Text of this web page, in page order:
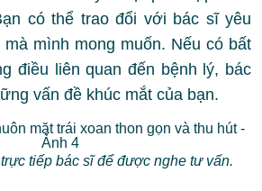
có thể trao đổi với bác sĩ yêu
mình mong muốn. Nếu có bất
điều liên quan đến bệnh lý, bác
vấn đề khúc mắt của bạn.
tiếp bác sĩ để được nghe tư vấn.